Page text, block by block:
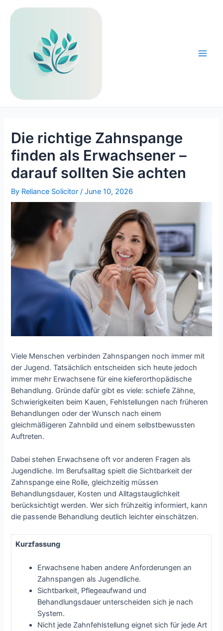
Die richtige Zahnspange
finden als Erwachsener –
darauf sollten Sie achten
By Reliance Solicitor/June 10, 2026
Viele Menschen verbinden Zahnspangen noch immer mit
der Jugend. Tatsächlich entscheiden sich heute jedoch
immer mehr Erwachsene für eine kieferorthopädische
Behandlung. Gründe dafür gibt es viele: schiefe Zähne,
Schwierigkeiten beim Kauen, Fehlstellungen nach früheren
Behandlungen oder der Wunsch nach einem
gleichmäßigeren Zahnbild und einem selbstbewussten
Auftreten.
Dabei stehen Erwachsene oft vor anderen Fragen als
Jugendliche. Im Berufsalltag spielt die Sichtbarkeit der
Zahnspange eine Rolle, gleichzeitig müssen
Behandlungsdauer, Kosten und Alltagstauglichkeit
berücksichtigt werden. Wer sich frühzeitig informiert, kann
die passende Behandlung deutlich leichter einschätzen.
Kurzfassung
Erwachsene haben andere Anforderungen an
Zahnspangen als Jugendliche.
Sichtbarkeit, Pflegeaufwand und
Behandlungsdauer unterscheiden sich je nach
System.
Nicht jede Zahnfehlstellung eignet sich für jede Art